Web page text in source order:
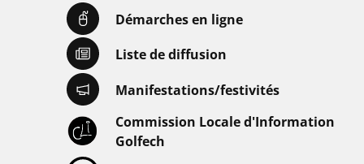
Démarches en ligne
Liste de diffusion
Manifestations/festivités
Commission Locale d'Information
Golfech